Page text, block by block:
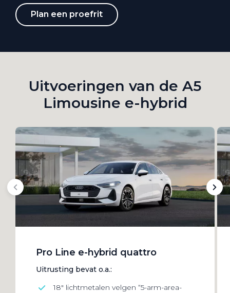
Plan een proefrit
Uitvoeringen van de A5
Limousine e-hybrid
Pro Line e-hybrid quattro
Uitrusting bevat o.a.:
18" lichtmetalen velgen “5-arm-area-